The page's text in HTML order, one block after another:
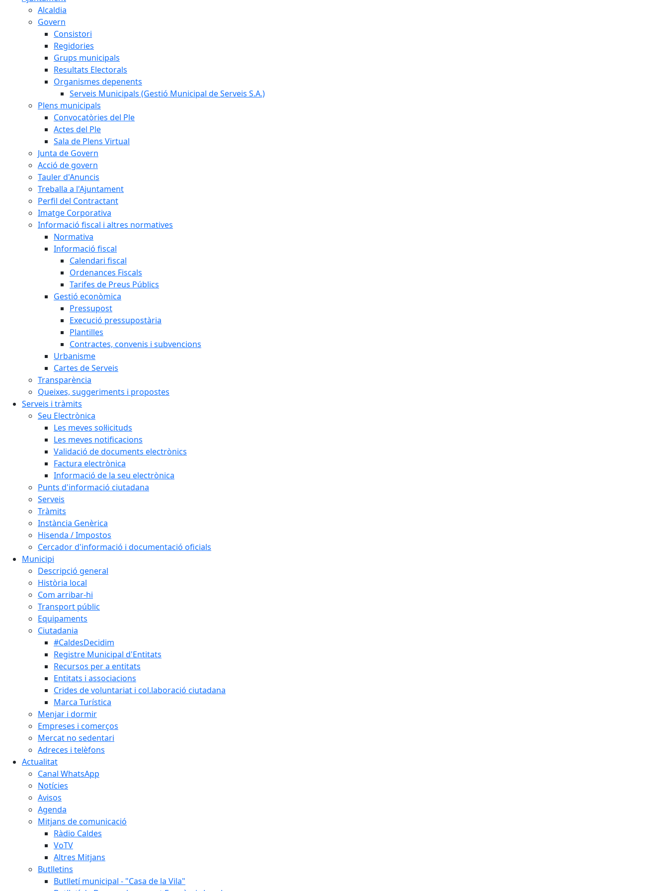
Alcaldia
Govern
Consistori
Regidories
Grups municipals
Resultats Electorals
Organismes depenents
Serveis Municipals (Gestió Municipal de Serveis S.A.)
Plens municipals
Convocatòries del Ple
Actes del Ple
Sala de Plens Virtual
Junta de Govern
Acció de govern
Tauler d'Anuncis
Treballa a l'Ajuntament
Perfil del Contractant
Imatge Corporativa
Informació fiscal i altres normatives
Normativa
Informació fiscal
Calendari fiscal
Ordenances Fiscals
Tarifes de Preus Públics
Gestió econòmica
Pressupost
Execució pressupostària
Plantilles
Contractes, convenis i subvencions
Urbanisme
Cartes de Serveis
Transparència
Queixes, suggeriments i propostes
Serveis i tràmits
Seu Electrònica
Les meves sol·licituds
Les meves notificacions
Validació de documents electrònics
Factura electrònica
Informació de la seu electrònica
Punts d'informació ciutadana
Serveis
Tràmits
Instància Genèrica
Hisenda / Impostos
Cercador d'informació i documentació oficials
Municipi
Descripció general
Història local
Com arribar-hi
Transport públic
Equipaments
Ciutadania
#CaldesDecidim
Registre Municipal d'Entitats
Recursos per a entitats
Entitats i associacions
Crides de voluntariat i col.laboració ciutadana
Marca Turística
Menjar i dormir
Empreses i comerços
Mercat no sedentari
Adreces i telèfons
Actualitat
Canal WhatsApp
Notícies
Avisos
Agenda
Mitjans de comunicació
Ràdio Caldes
VoTV
Altres Mitjans
Butlletins
Butlletí municipal - "Casa de la Vila"